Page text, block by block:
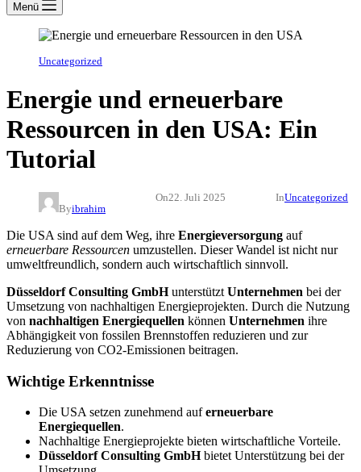
Menü
Uncategorized
Energie und erneuerbare
Ressourcen in den USA: Ein
Tutorial
Byibrahim
On22. Juli 2025 InUncategorized
Die USA sind auf dem Weg, ihre Energieversorgung auf
erneuerbare Ressourcen umzustellen. Dieser Wandel ist nicht nur
umweltfreundlich, sondern auch wirtschaftlich sinnvoll.
Düsseldorf Consulting GmbHunterstützt Unternehmen bei der
Umsetzung von nachhaltigen Energieprojekten. Durch die Nutzung
von nachhaltigen Energiequellen können Unternehmen ihre
Abhängigkeit von fossilen Brennstoffen reduzieren und zur
Reduzierung von CO2-Emissionen beitragen.
Wichtige Erkenntnisse
Die USA setzen zunehmend auferneuerbare
Energiequellen.
Nachhaltige Energieprojekte bieten wirtschaftliche Vorteile.
Düsseldorf Consulting GmbHbietet Unterstützung bei der